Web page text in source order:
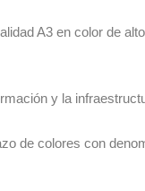
A3 en color de
y la
de colores con